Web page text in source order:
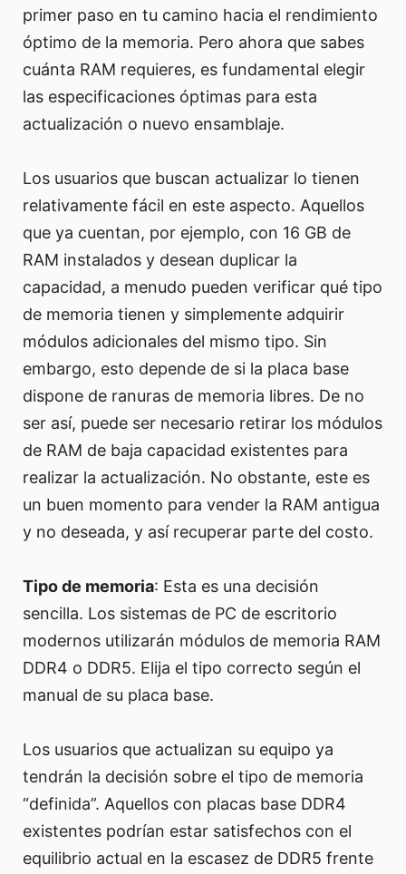
primer paso en tu camino hacia el rendimiento
óptimo de la memoria. Pero ahora que sabes
cuánta RAM requieres, es fundamental elegir
las especificaciones óptimas para esta
actualización o nuevo ensamblaje.
Los usuarios que buscan actualizar lo tienen
relativamente fácil en este aspecto. Aquellos
que ya cuentan, por ejemplo, con 16 GB de
RAM instalados y desean duplicar la
capacidad, a menudo pueden verificar qué tipo
de memoria tienen y simplemente adquirir
módulos adicionales del mismo tipo. Sin
embargo, esto depende de si la placa base
dispone de ranuras de memoria libres. De no
ser así, puede ser necesario retirar los módulos
de RAM de baja capacidad existentes para
realizar la actualización. No obstante, este es
un buen momento para vender la RAM antigua
y no deseada, y así recuperar parte del costo.
Tipo de memoria: Esta es una decisión
sencilla. Los sistemas de PC de escritorio
modernos utilizarán módulos de memoria RAM
DDR4 o DDR5. Elija el tipo correcto según el
manual de su placa base.
Los usuarios que actualizan su equipo ya
tendrán la decisión sobre el tipo de memoria
“definida”. Aquellos con placas base DDR4
existentes podrían estar satisfechos con el
equilibrio actual en la escasez de DDR5 frente